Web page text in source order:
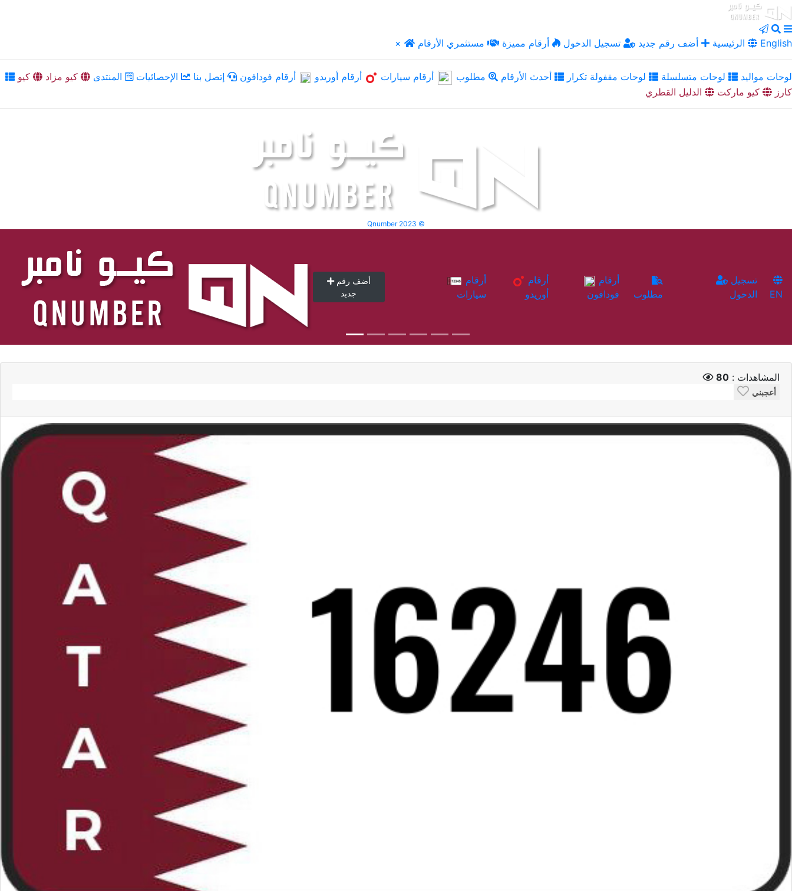
× الرئيسية أضف رقم جديد تسجيل الدخول أرقام مميزة مستثمري الأرقام English
لوحات مواليد لوحات متسلسلة لوحات مقفولة تكرار أحدث الأرقام مطلوب أرقام سيارات أرقام أوريدو أرقام فودافون إتصل بنا الإحصائيات المنتدى كيو مزاد
كيو
كارز
كيو ماركت الدليل القطري
Qnumber 2023 ©
أضف رقم
جديد
سيارات
أوريدو
فودافون
مطلوب
الدخول
EN
المشاهدات : 80
أعجبني